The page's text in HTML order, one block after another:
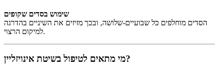
שימוש בסדים שקופים
הסדים מוחלפים כל שבועיים-שלושה, ובכך מזיזים את השיניים בהדרגה
למיקום הרצוי.
מי מתאים לטיפול בשיטת אינויזליין?